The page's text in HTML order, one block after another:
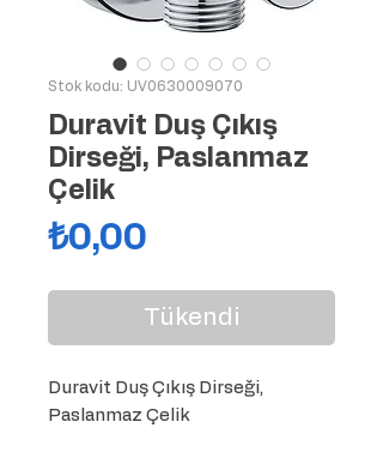
Stok kodu: UV0630009070
Duravit Duş Çıkış
Dirseği, Paslanmaz
Çelik
₺0,00
Tükendi
Duravit Duş Çıkış Dirseği,
Paslanmaz Çelik